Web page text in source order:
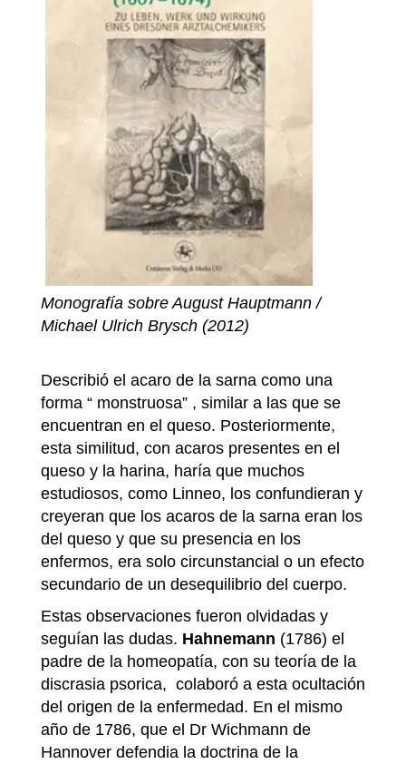
Monografía sobre August Hauptmann /
Michael Ulrich Brysch (2012)
Describió el acaro de la sarna como una
forma “ monstruosa” , similar a las que se
encuentran en el queso. Posteriormente,
esta similitud, con acaros presentes en el
queso y la harina, haría que muchos
estudiosos, como Linneo, los confundieran y
creyeran que los acaros de la sarna eran los
del queso y que su presencia en los
enfermos, era solo circunstancial o un efecto
secundario de un desequilibrio del cuerpo.
Estas observaciones fueron olvidadas y
seguían las dudas. Hahnemann (1786) el
padre de la homeopatía, con su teoría de la
discrasia psorica, colaboró a esta ocultación
del origen de la enfermedad. En el mismo
año de 1786, que el Dr Wichmann de
Hannover defendia la doctrina de la